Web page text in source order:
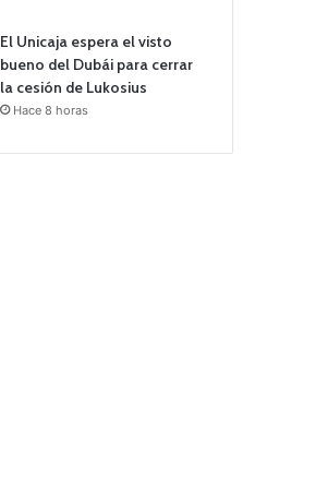
El Unicaja espera el visto
bueno del Dubái para cerrar
la cesión de Lukosius
Hace 8 horas